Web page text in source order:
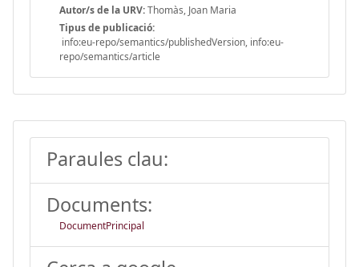
Autor/s de la URV:Thomàs, Joan Maria
Tipus de publicació:
info:eu-repo/semantics/publishedVersion, info:eu-
repo/semantics/article
Paraules clau:
Documents:
DocumentPrincipal